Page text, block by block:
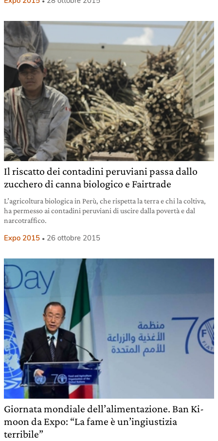
Il riscatto dei contadini peruviani passa dallo
zucchero di canna biologico e Fairtrade
L’agricoltura biologica in Perù, che rispetta la terra e chi la coltiva,
ha permesso ai contadini peruviani di uscire dalla povertà e dal
narcotraffico.
Expo 2015 26 ottobre 2015
Giornata mondiale dell’alimentazione. Ban Ki-
moon da Expo: “La fame è un’ingiustizia
terribile”